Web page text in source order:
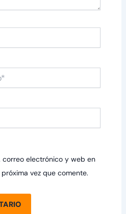
correo electrónico y web en
vez que comente.